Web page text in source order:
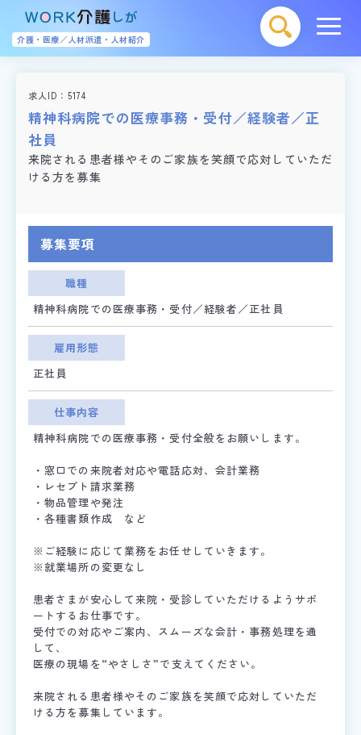
介護・医療／人材派遣・人材紹介
求人ID 5174
精神科病院での医療事務・受付／経験者／正
社員
来院される患者様やそのご家族を笑顔で応対していただ
ける方を募集
募集要項
職種
精神科病院での医療事務・受付／経験者／正社員
雇用形態
正社員
仕事内容
精神科病院での医療事務・受付全般をお願いします。
・窓口での来院者対応や電話応対、会計業務
・レセプト請求業務
・物品管理や発注
・各種書類作成 など
※ご経験に応じて業務をお任せしていきます。
※就業場所の変更なし
患者さまが安心して来院・受診していただけるようサポ
ートするお仕事です。
受付での対応やご案内、スムーズな会計・事務処理を通
して、
医療の現場を“やさしさ”で支えてください。
来院される患者様やそのご家族を笑顔で応対していただ
ける方を募集しています。